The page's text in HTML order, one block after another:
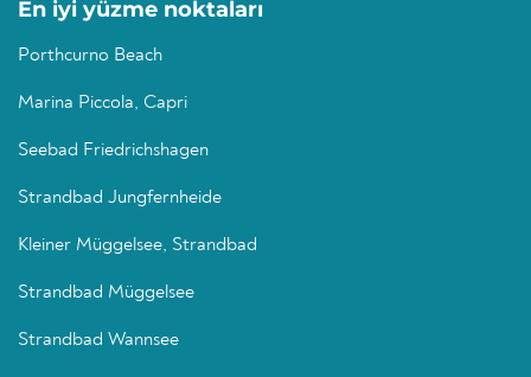
En iyi yüzme noktaları
Porthcurno Beach
Marina Piccola, Capri
Seebad Friedrichshagen
Strandbad Jungfernheide
Kleiner Müggelsee, Strandbad
Strandbad Müggelsee
Strandbad Wannsee